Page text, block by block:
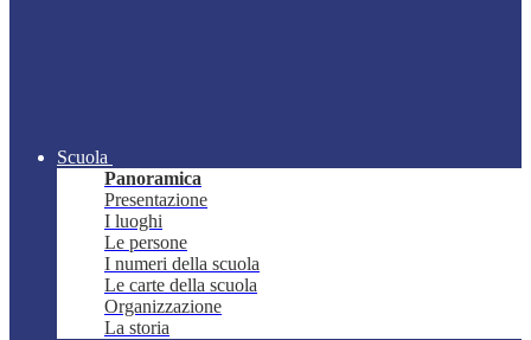
Scuola
Panoramica
Presentazione
I luoghi
Le persone
I numeri della scuola
Le carte della scuola
Organizzazione
La storia